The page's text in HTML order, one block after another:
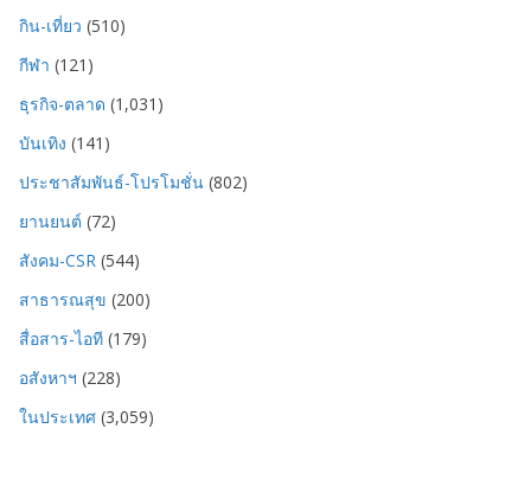
กิน-เที่ยว (510)
กีฬา (121)
ธุรกิจ-ตลาด (1,031)
บันเทิง (141)
ประชาสัมพันธ์-โปรโมชั่น (802)
ยานยนต์ (72)
สังคม-CSR (544)
สาธารณสุข (200)
สื่อสาร-ไอที (179)
อสังหาฯ (228)
ในประเทศ (3,059)